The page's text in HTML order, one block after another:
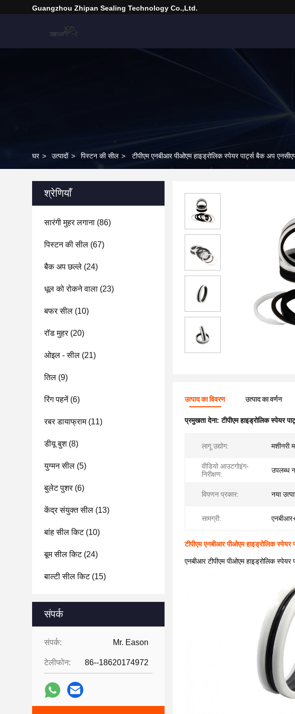
Guangzhou Zhipan Sealing Technology Co.,Ltd.
घर > उत्पादों > पिस्टन की सील > टीपीएम एनबीआर पीओएम हाइड्रोलिक स्पेयर पार्ट्स बैक अप
श्रेणियाँ
सारंगी मुहर लगाना (86)
पिस्टन की सील (67)
बैक अप छल्ले (24)
धूल को रोकने वाला (23)
बफर सील (10)
रॉड मुहर(20)
ओइल - सील (21)
तिल (9)
रिंग पहनें(6)
रबर डायाफ्राम(11)
डीयू बुश(8)
युग्मन सील (5)
बुलेट पुशर(6)
केंद्र संयुक्त सील (13)
बांह सील किट(10)
बूम सील किट(24)
बाल्टी सील किट(15)
संपर्क
संपर्क: Mr. Eason
टेलीफोन: 86--18620174972
उत्पाद का विवरण उत्पाद का वर्णन
प्रमुखता देना:टीपीएम हाइड्रोलिक स्पेयर
लागू उद्योग: मशीनरी
वीडियो आउटगोइंग-
निरीक्षण:
उपलब्ध
विपणन प्रकार: नया
सामग्री:
टीपीएम एनबीआर पीओएम हाइड्रोलिक
एनबीआर टीपीएम पीओएम हाइड्रोलिक